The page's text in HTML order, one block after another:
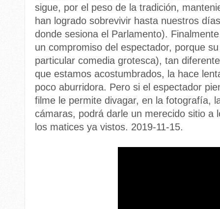
sigue, por el peso de la tradición,
han logrado sobrevivir hasta nuestros
donde sesiona el Parlamento).
un compromiso del espectador, porque
particular comedia grotesca), tan
que estamos acostumbrados, la hace
poco aburridora. Pero si el espectador
filme le permite divagar, en la fotografía,
cámaras, podrá darle un merecido sitio a
los matices ya vistos. 2019-11-15.